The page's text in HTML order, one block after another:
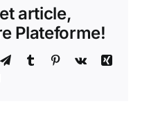
article,
Plateforme!
TelegramTumblr Pinterest
Vk
Xing